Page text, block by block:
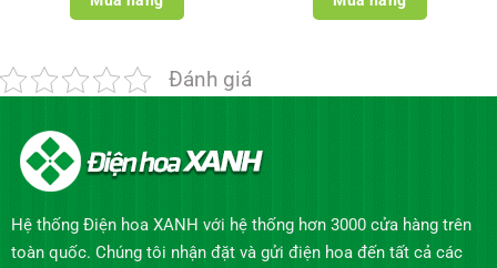
Đánh giá
Hệ thống Điện hoa XANH với hệ thống hơn 3000 cửa hàng trên
toàn quốc. Chúng tôi nhận đặt và gửi điện hoa đến tất cả các